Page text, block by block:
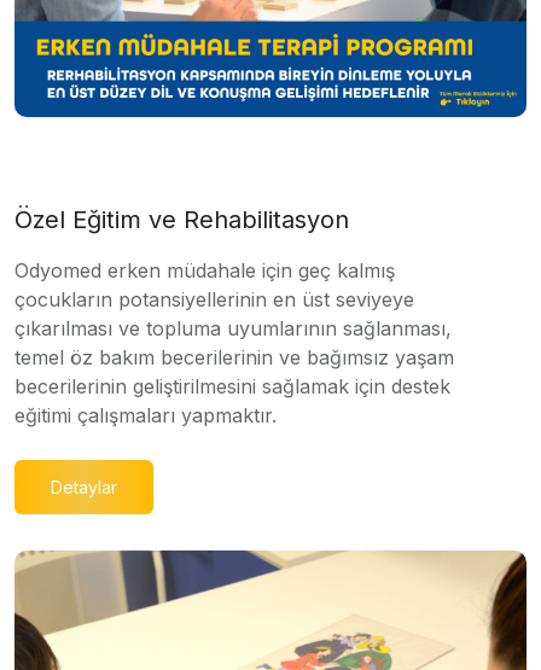
Özel Eğitim ve Rehabilitasyon
Odyomed erken müdahale için geç kalmış
çocukların potansiyellerinin en üst seviyeye
çıkarılması ve topluma uyumlarının sağlanması,
temel öz bakım becerilerinin ve bağımsız yaşam
becerilerinin geliştirilmesini sağlamak için destek
eğitimi çalışmaları yapmaktır.
Detaylar